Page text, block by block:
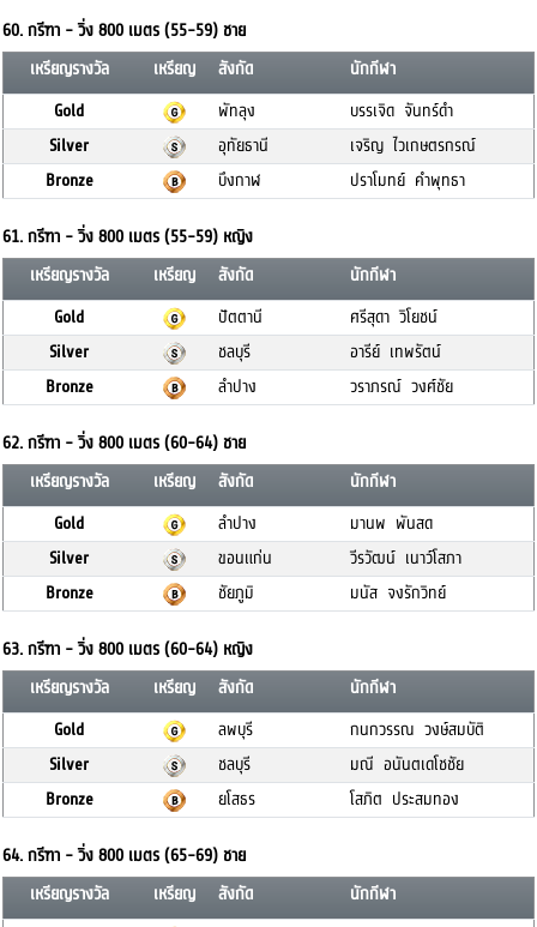
60. กรีฑา - วิ่ง 800 เมตร (55-59) ชาย
เหรียญรางวัล
เหรียญ สังกัด
นักกีฬา
Gold
พัทลุง
บรรเจิด จันทร์ดำ
Silver
อุทัยธานี
เจริญ ไวเกษตรกรณ์
Bronze
บึงกาฬ ปราโมทย์ คำพุทธา
61. กรีฑา - วิ่ง 800 เมตร (55-59) หญิง
เหรียญรางวัล
เหรียญ สังกัด
นักกีฬา
Gold
ปัตตานี
ศรีสุดา วิโยชน์
Silver
ชลบุรี
อารีย์ เทพรัตน์
Bronze
ลำปาง วราภรณ์ วงศ์ชัย
62. กรีฑา - วิ่ง 800 เมตร (60-64) ชาย
เหรียญรางวัล
เหรียญ สังกัด
นักกีฬา
Gold
ลำปาง
มานพ พันสด
Silver
ขอนแก่น
วีรวัฒน์ เนาว์โสภา
Bronze
ชัยภูมิ มนัส จงรักวิทย์
63. กรีฑา - วิ่ง 800 เมตร (60-64) หญิง
เหรียญรางวัล
เหรียญ สังกัด
นักกีฬา
Gold
ลพบุรี
กนกวรรณ วงษ์สมบัติ
Silver
ชลบุรี
มณี อนันตเดโชชัย
Bronze
ยโสธร โสภิต ประสมทอง
64. กรีฑา - วิ่ง 800 เมตร (65-69) ชาย
เหรียญรางวัล
เหรียญ สังกัด
นักกีฬา